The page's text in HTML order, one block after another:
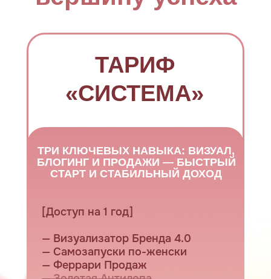
ТРИ КЛЮЧЕВЫХ НАВЫКА: ВИЗУАЛ,
БЛОГИНГ И ПРОДАЖИ — БЫСТРЫЙ
СТАРТ И СТАБИЛЬНЫЙ ДОХОД
[Доступ на 1 год]
— Визуализатор Бренда 4.0
— Самозапуски по-женски
— Феррари Продаж
ТАРИФ
«СИСТЕМА»